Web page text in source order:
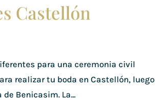
Castellón
para una ceremonia civil
realizar tu boda en Castellón, luego
Benicasim. La...